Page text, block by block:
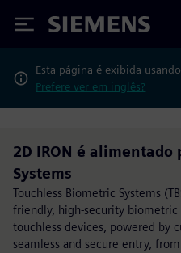
Siemens
Esta página é exibida
Prefere ver em inglês?
2D IRON é alimentado
Systems
Touchless Biometric Systems
friendly, high-security biometric
touchless devices, powered by
seamless and secure entry,